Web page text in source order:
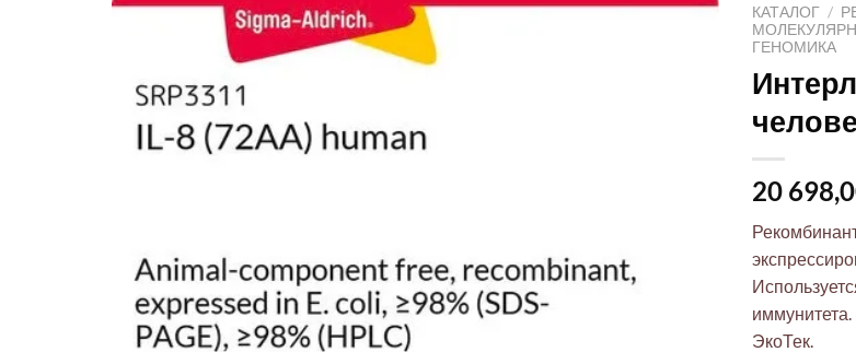
КАТАЛОГ /
ГЕНОМИКА
20
ЭкоТек.